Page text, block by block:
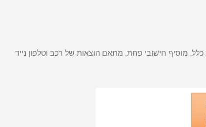
כלל, מוסיף חישובי פחת, מתאם הוצאות של רכב וטלפון נייד